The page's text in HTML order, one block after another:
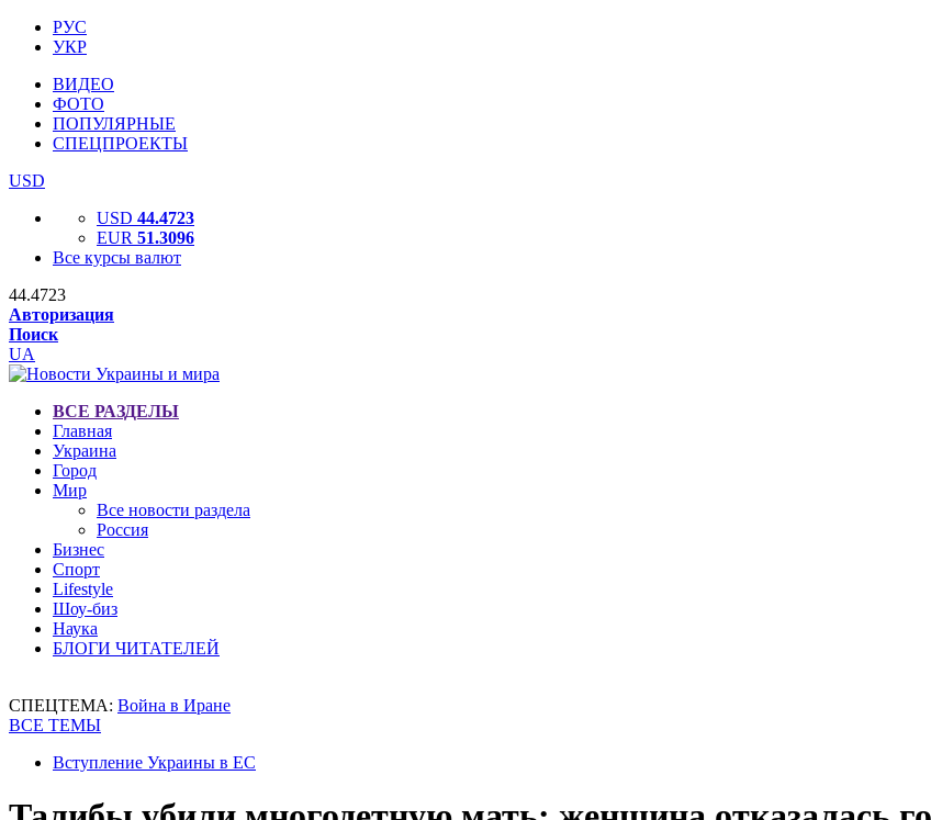
РУС
УКР
ВИДЕО
ФОТО
ПОПУЛЯРНЫЕ
СПЕЦПРОЕКТЫ
USD
USD 44.4723
EUR 51.3096
Все курсы валют
44.4723
Авторизация
Поиск
UA
ВСЕ РАЗДЕЛЫ
Главная
Украина
Город
Мир
Все новости раздела
Россия
Бизнес
Спорт
Lifestyle
Шоу-биз
Наука
БЛОГИ ЧИТАТЕЛЕЙ
СПЕЦТЕМА: Война в Иране
ВСЕ ТЕМЫ
Вступление Украины в ЕС